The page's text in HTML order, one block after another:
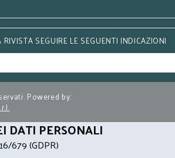
SEGUIRE LE SEGUENTI INDICAZIONI
Powered by:
DATI PERSONALI
679 (GDPR)